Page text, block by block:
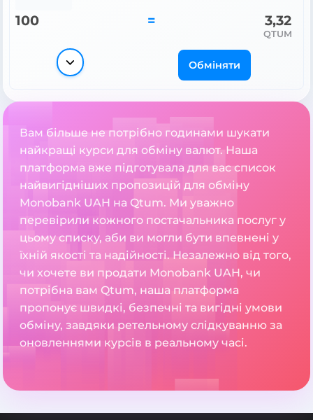
100 = 3,32
QTUM
Обміняти
Вам більше не потрібно годинами шукати
найкращі курси для обміну валют. Наша
платформа вже підготувала для вас список
найвигідніших пропозицій для обміну
Monobank UAH на Qtum. Ми уважно
перевірили кожного постачальника послуг у
цьому списку, аби ви могли бути впевнені у
їхній якості та надійності. Незалежно від того,
чи хочете ви продати Monobank UAH, чи
потрібна вам Qtum, наша платформа
пропонує швидкі, безпечні та вигідні умови
обміну, завдяки ретельному слідкуванню за
оновленнями курсів в реальному часі.